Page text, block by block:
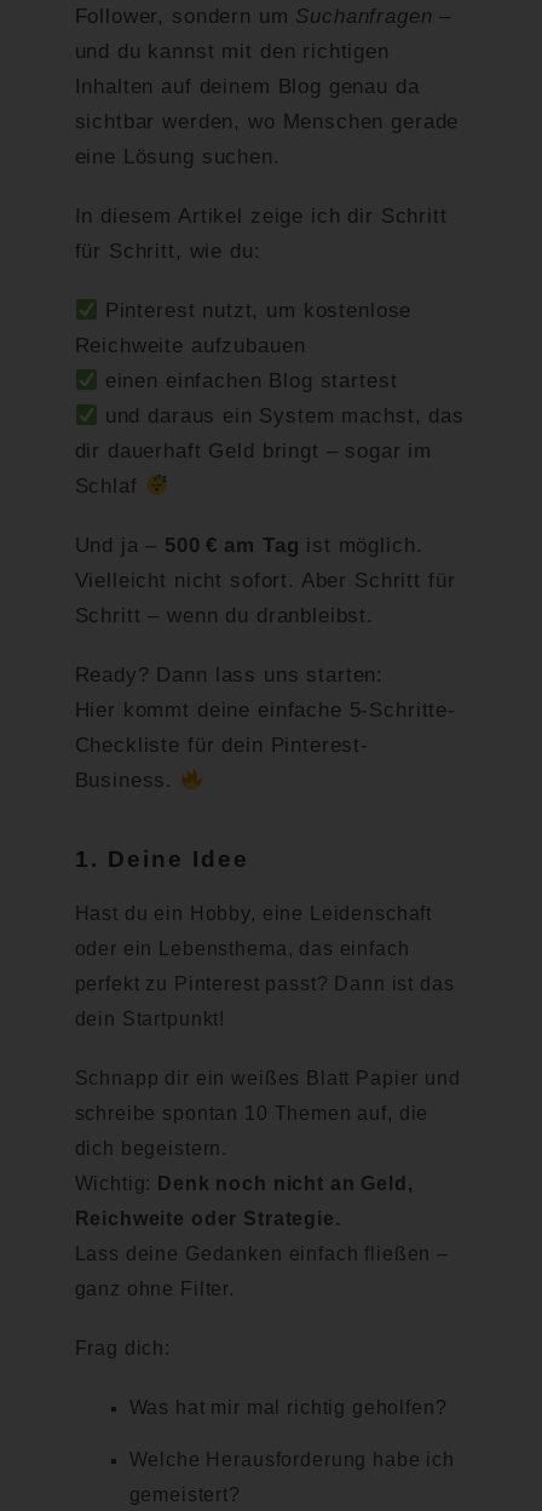
Follower, sondern um Suchanfragen –
und du kannst mit den richtigen
Inhalten auf deinem Blog genau da
sichtbar werden, wo Menschen gerade
eine Lösung suchen.
In diesem Artikel zeige ich dir Schritt
für Schritt, wie du:
Pinterest nutzt, um kostenlose
Reichweite aufzubauen
einen einfachen Blog startest
und daraus ein System machst, das
dir dauerhaft Geld bringt – sogar im
Schlaf
Und ja – 500 € am Tag ist möglich.
Vielleicht nicht sofort. Aber Schritt für
Schritt – wenn du dranbleibst.
Ready? Dann lass uns starten:
Hier kommt deine einfache 5-Schritte-
Checkliste für dein Pinterest-
Business.
1. Deine Idee
Hast du ein Hobby, eine Leidenschaft
oder ein Lebensthema, das einfach
perfekt zu Pinterest passt? Dann ist das
dein Startpunkt!
Schnapp dir ein weißes Blatt Papier und
schreibe spontan 10 Themen auf, die
dich begeistern.
Wichtig:
Denk noch nicht an Geld,
Reichweite oder Strategie.
Lass deine Gedanken einfach fließen –
ganz ohne Filter.
Frag dich:
Was hat mir mal richtig geholfen?
Welche Herausforderung habe ich
gemeistert?